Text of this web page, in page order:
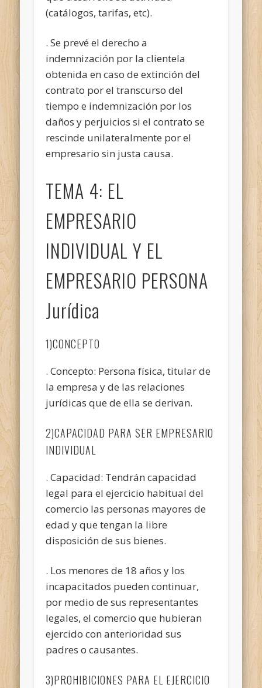
(catálogos, tarifas, etc).
. Se prevé el derecho a
indemnización por la clientela
obtenida en caso de extinción del
contrato por el transcurso del
tiempo e indemnización por los
daños y perjuicios si el contrato se
rescinde unilateralmente por el
empresario sin justa causa.
TEMA 4: EL
EMPRESARIO
INDIVIDUAL Y EL
EMPRESARIO PERSONA
Jurídica
1)CONCEPTO
. Concepto: Persona física, titular de
la empresa y de las relaciones
jurídicas que de ella se derivan.
2)CAPACIDAD PARA SER EMPRESARIO
INDIVIDUAL
. Capacidad: Tendrán capacidad
legal para el ejercicio habitual del
comercio las personas mayores de
edad y que tengan la libre
disposición de sus bienes.
. Los menores de 18 años y los
incapacitados pueden continuar,
por medio de sus representantes
legales, el comercio que hubieran
ejercido con anterioridad sus
padres o causantes.
3)PROHIBICIONES PARA EL EJERCICIO